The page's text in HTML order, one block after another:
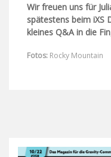
Wir freuen uns für
spätestens beim iXS
kleines Q&A in die
Fotos: Rocky Mountain